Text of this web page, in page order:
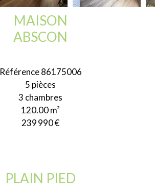
MAISON
ABSCON
Référence86175006
5 pièces
3 chambres
120.00m²
239 990 €
PLAIN PIED